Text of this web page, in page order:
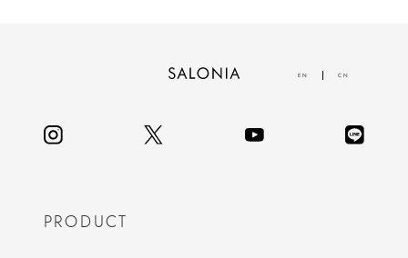
EN CN
PRODUCT